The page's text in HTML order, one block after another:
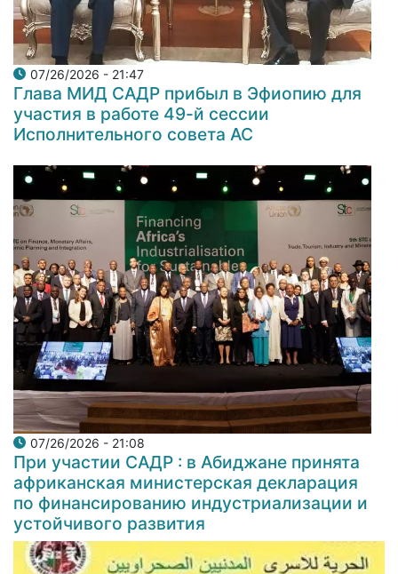
07/26/2026 - 21:47
Глава МИД САДР прибыл в Эфиопию для
участия в работе 49-й сессии
Исполнительного совета АС
07/26/2026 - 21:08
При участии САДР : в Абиджане принята
африканская министерская декларация
по финансированию индустриализации и
устойчивого развития